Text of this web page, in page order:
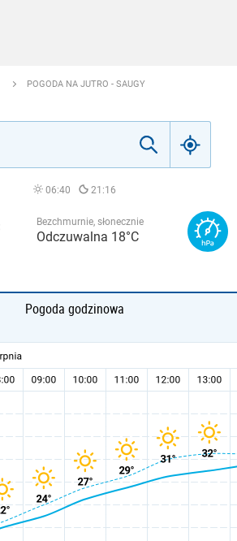
POGODA NA JUTRO - SAUGY
06:40 21:16
Bezchmurnie, słonecznie
Odczuwalna 18°C
Pogoda godzinowa